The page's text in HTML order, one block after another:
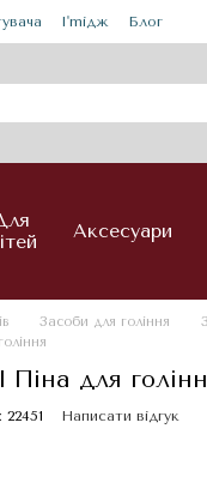
I'mідж Блог
Аксесуари
Засоби для гоління
для
Написати відгук